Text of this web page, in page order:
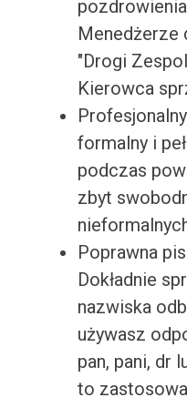
Menedżerze
"Drogi
Kierowca
formalny i
podczas
zbyt
Poprawna
Dokładnie
nazwiska
używasz
pan, pani, dr
to